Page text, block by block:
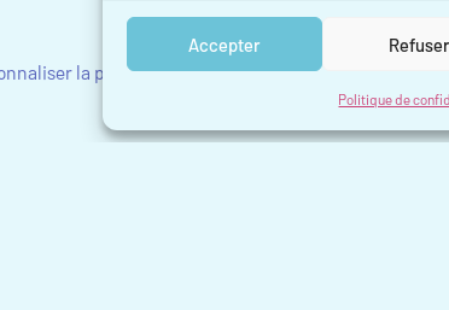
Accepter Refuser
Politique de
la publicité et le contenu que vous voyez sur